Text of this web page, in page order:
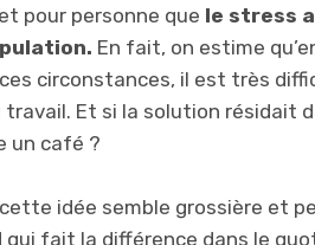
pour personne que le stress
En fait, on estime
circonstances, il est très
travail. Et si la solution résidait
un café ?
idée semble grossière et
qui fait la différence dans le